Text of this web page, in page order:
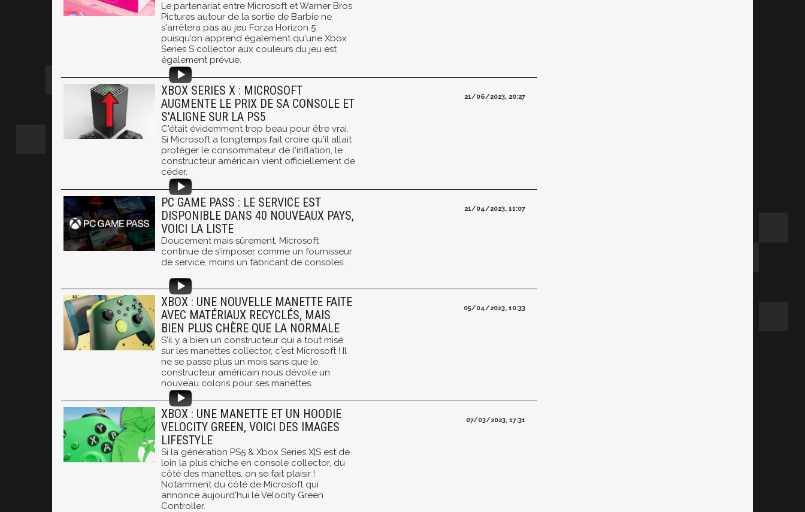
Le partenariat entre Microsoft et Warner Bros
Pictures autour de la sortie de Barbie ne
s'arrêtera pas au jeu Forza Horizon 5
puisqu'on apprend également qu'une Xbox
Series S collector aux couleurs du jeu est
également prévue.
XBOX SERIES X : MICROSOFT
AUGMENTE LE PRIX DE SA CONSOLE ET
S'ALIGNE SUR LA PS5
C'était évidemment trop beau pour être vrai.
Si Microsoft a longtemps fait croire qu'il allait
protéger le consommateur de l'inflation, le
constructeur américain vient officiellement de
céder.
21/06/2023, 20:27
PC GAME PASS : LE SERVICE EST
DISPONIBLE DANS 40 NOUVEAUX PAYS,
VOICI LA LISTE
Doucement mais sûrement, Microsoft
continue de s'imposer comme un fournisseur
de service, moins un fabricant de consoles.
21/04/2023, 11:07
XBOX : UNE NOUVELLE MANETTE FAITE
AVEC MATÉRIAUX RECYCLÉS, MAIS
BIEN PLUS CHÈRE QUE LA NORMALE
S'il y a bien un constructeur qui a tout misé
sur les manettes collector, c'est Microsoft ! Il
ne se passe plus un mois sans que le
constructeur américain nous dévoile un
nouveau coloris pour ses manettes.
05/04/2023, 10:33
XBOX : UNE MANETTE ET UN HOODIE
VELOCITY GREEN, VOICI DES IMAGES
LIFESTYLE
Si la génération PS5 & Xbox Series X|S est de
loin la plus chiche en console collector, du
côté des manettes, on se fait plaisir !
Notamment du côté de Microsoft qui
annonce aujourd'hui le Velocity Green
Controller.
07/03/2023, 17:31